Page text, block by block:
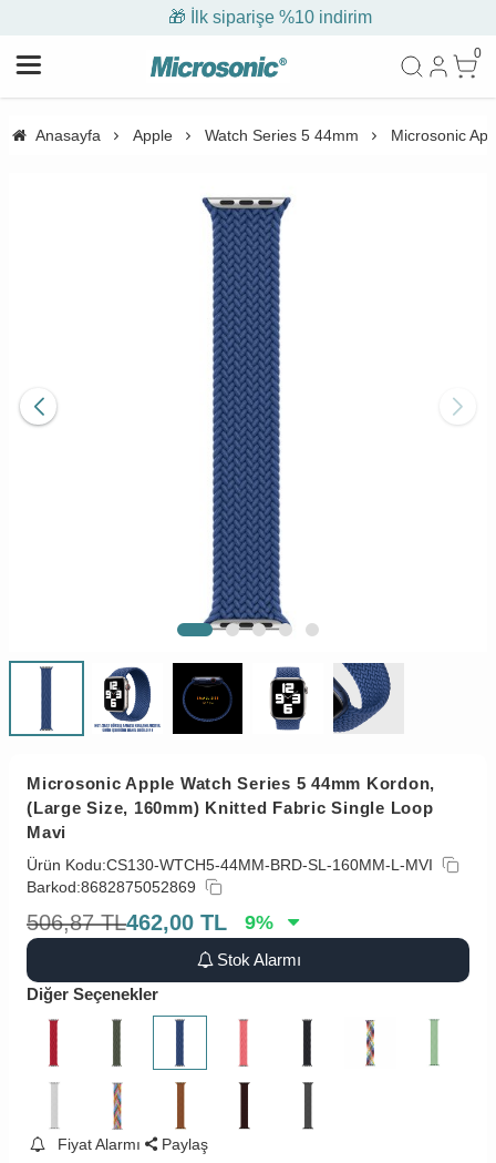
🎁 İlk siparişe %10 indirim
0
Anasayfa Apple Watch Series 5 44mm Microsonic
Microsonic Apple Watch Series 5 44mm Kordon,
(Large Size, 160mm) Knitted Fabric Single Loop
Mavi
Ürün Kodu:CS130-WTCH5-44MM-BRD-SL-160MM-L-MVI
Barkod:8682875052869
506,87 TL462,00 TL 9%
Stok Alarmı
Diğer Seçenekler
Fiyat Alarmı Paylaş